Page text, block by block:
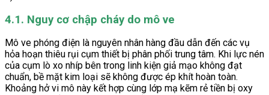
4.1. Nguy cơ chập cháy do mô ve
Mô ve phóng điện là nguyên nhân hàng đầu dẫn đến các vụ
hỏa hoạn thiêu rụi cụm thiết bị phân phối trung tâm. Khi lực nén
của cụm lò xo nhíp bên trong linh kiện giả mạo không đạt
chuẩn, bề mặt kim loại sẽ không được ép khít hoàn toàn.
Khoảng hở vi mô này kết hợp cùng lớp mạ kẽm rẻ tiền bị oxy